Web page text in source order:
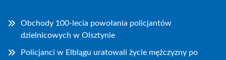
Obchody 100-lecia powołania policjantów
dzielnicowych w Olsztynie
Policjanci w Elblągu uratowali życie mężczyzny po